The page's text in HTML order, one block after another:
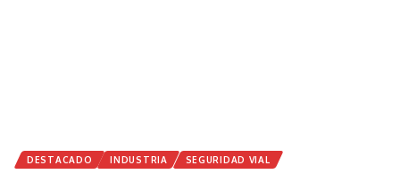
DESTACADO INDUSTRIA SEGURIDAD VIAL